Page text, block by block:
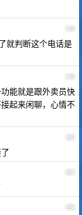
18
就判断这个电话是
19
能就是跟外卖员快
起来闲聊，心情不
20
21
22